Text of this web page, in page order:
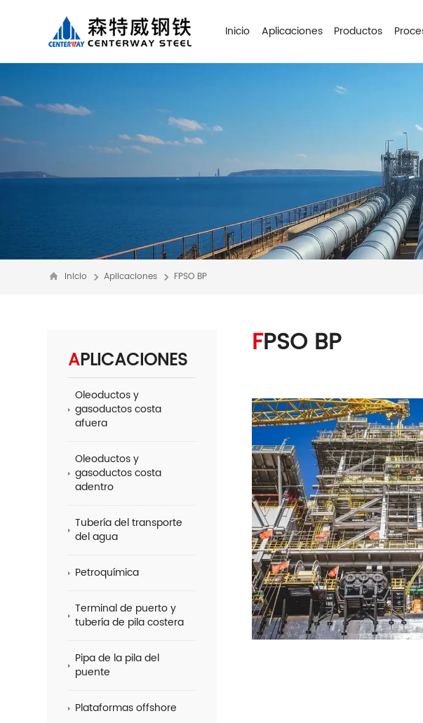
Inicio Aplicaciones Productos
Inicio Aplicaciones FPSO BP
APLICACIONES
Oleoductos y
gasoductos costa
afuera
Oleoductos y
gasoductos costa
adentro
Tubería del transporte
del agua
Petroquímica
Terminal de puerto y
tubería de pila costera
Pipa de la pila del
puente
Plataformas offshore
FPSO BP